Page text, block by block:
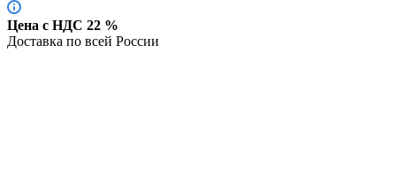
Цена с НДС 22 %
Доставка по всей России